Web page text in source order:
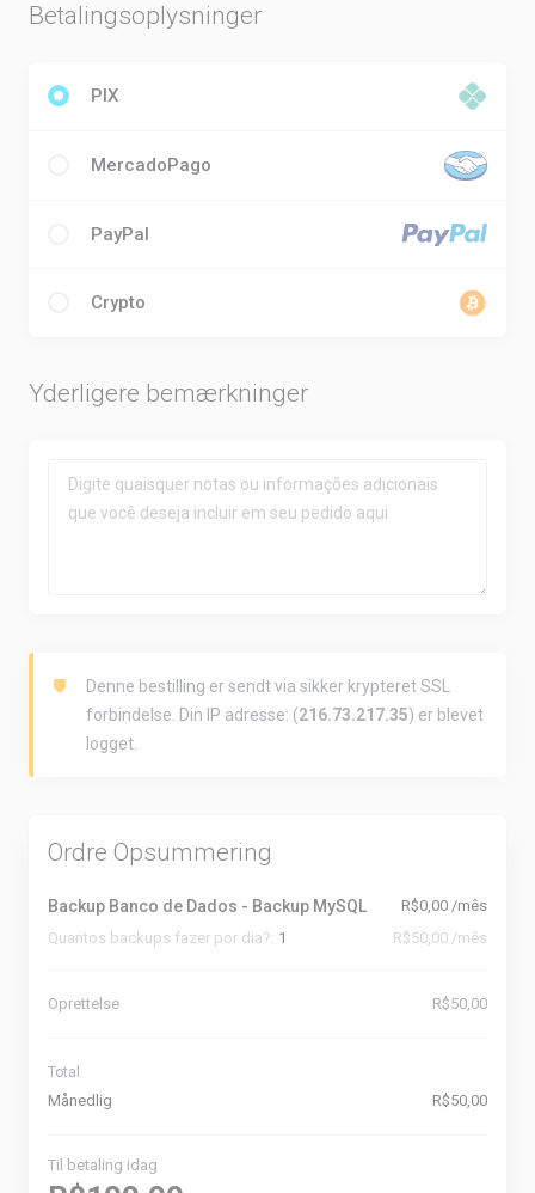
Betalingsoplysninger
PIX
MercadoPago
PayPal
Crypto
Yderligere bemærkninger
Denne bestilling er sendt via sikker krypteret SSL
forbindelse. Din IP adresse: (216.73.217.35) er blevet
logget.
Ordre Opsummering
Backup Banco de Dados - Backup MySQL
R$0,00 /mês
Quantos backups fazer por dia?: 1 R$50,00 /mês
Oprettelse R$50,00
Total
Månedlig R$50,00
Til betaling idag